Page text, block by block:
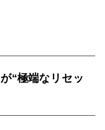
“極端なリセッ